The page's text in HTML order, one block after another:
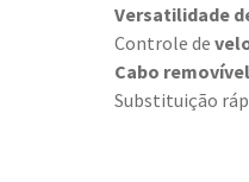
Versatilidade
Controle de
Cabo
Substituição